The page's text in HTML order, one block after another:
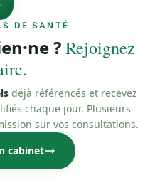
DE SANTÉ
?Rejoignez
déjà référencés et recevez
chaque jour. Plusieurs
sur vos consultations.
cabinet